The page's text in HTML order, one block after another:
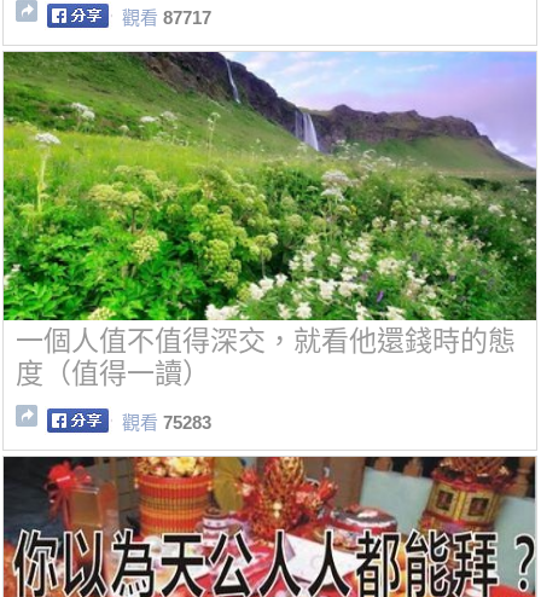
觀看 87717
一個人值不值得深交，就看他還錢時的態
度（值得一讀）
觀看 75283